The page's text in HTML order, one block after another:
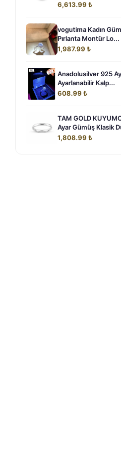
6,613.99 ₺
vogutima Kadın
Pırlanta Montür Lo...
1,987.99 ₺
Anadolusilver 925
Ayarlanabilir Kalp...
608.99 ₺
TAM GOLD
Ayar Gümüş Klasik
1,808.99 ₺